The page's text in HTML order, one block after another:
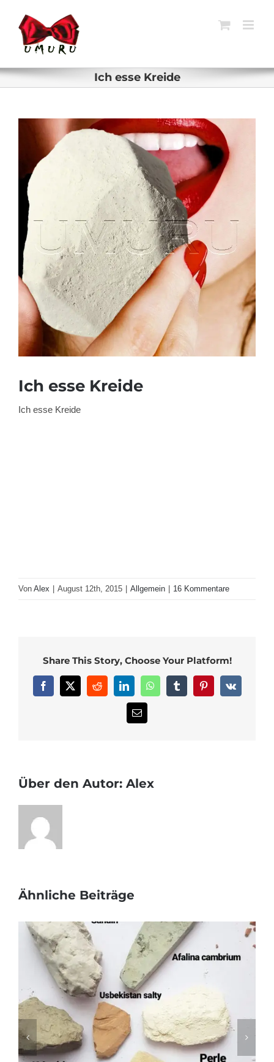
Inhalt
springen
Ich esse Kreide
grösseres
Ich esse Kreide
Ich esse Kreide
Von Alex August 12th, 2015 Allgemein 16 Kommentare
Share This Story, Choose Your Platform!
Facebook
X RedditLinkedInWhatsAppTumblrPinterest
Vk
E-
Über den Autor: Alex
Ähnliche Beiträge